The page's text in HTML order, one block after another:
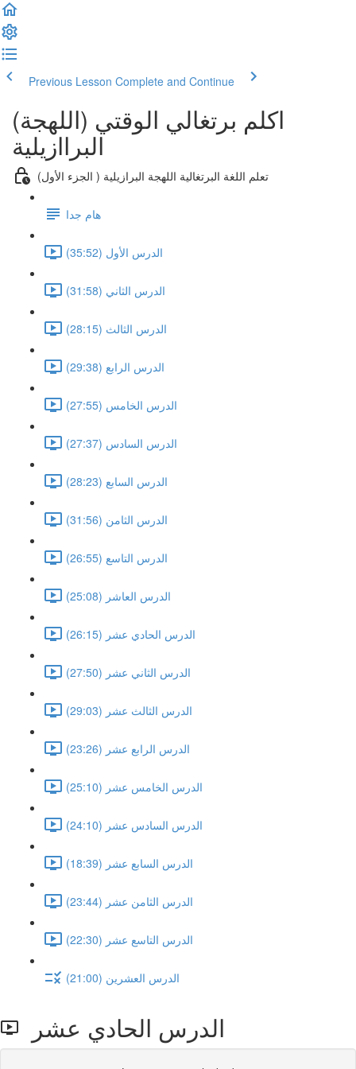
Previous Lesson Complete and Continue
(اكلم برتغالي الوقتي (اللهجة
البراازيلية
(تعلم اللغة البرتغالية اللهجة البرازيلية ( الجزء الأول
هام جدا
الدرس الأول (35:52)
الدرس الثاني (31:58)
الدرس الثالث (28:15)
الدرس الرابع (29:38)
الدرس الخامس (27:55)
الدرس السادس (27:37)
الدرس السابع (28:23)
الدرس الثامن (31:56)
الدرس التاسع (26:55)
الدرس العاشر (25:08)
الدرس الحادي عشر (26:15)
الدرس الثاني عشر (27:50)
الدرس الثالث عشر (29:03)
الدرس الرابع عشر (23:26)
الدرس الخامس عشر (25:10)
الدرس السادس عشر (24:10)
الدرس السابع عشر (18:39)
الدرس الثامن عشر (23:44)
الدرس التاسع عشر (22:30)
الدرس العشرين (21:00)
الدرس الحادي عشر